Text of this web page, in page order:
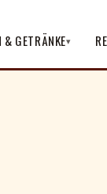
& GETRÄNKE▾